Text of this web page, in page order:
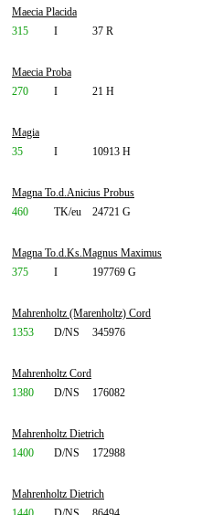
Maecia Placida
315
I 37 R
Maecia Proba
270
I 21 H
Magia
35
I 10913 H
Magna To.d.Anicius Probus
460
TK/eu 24721 G
Magna To.d.Ks.Magnus Maximus
375
I 197769 G
Mahrenholtz (Marenholtz) Cord
1353
D/NS 345976
Mahrenholtz Cord
1380
D/NS 176082
Mahrenholtz Dietrich
1400
D/NS 172988
Mahrenholtz Dietrich